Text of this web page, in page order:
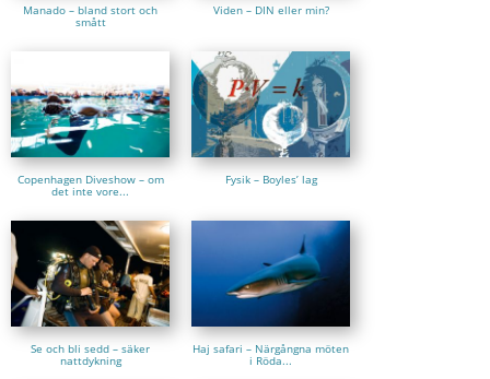
Manado – bland stort och
smått
Viden – DIN eller min?
Copenhagen Diveshow – om
det inte vore...
Fysik – Boyles’ lag
Se och bli sedd – säker
nattdykning
Haj safari – Närgångna möten
i Röda...